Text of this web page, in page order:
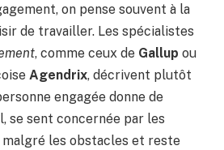
on pense souvent à la
de travailler. Les spécialistes
, comme ceux de Gallup ou
Agendrix, décrivent plutôt
engagée donne de
se sent concernée par les
les obstacles et reste